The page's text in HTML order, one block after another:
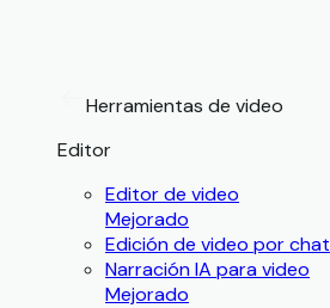
Herramientas de video
Editor
Editor de video
Mejorado
Edición de video por chat
Narración IA para video
Mejorado